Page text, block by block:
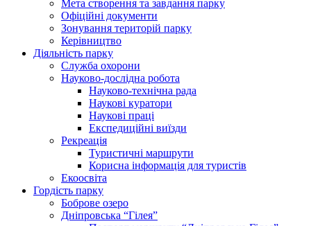
Мета створення та завдання парку
Офіційні документи
Зонування територій парку
Керівництво
Діяльність парку
Служба охорони
Науково-дослідна робота
Науково-технічна рада
Наукові куратори
Наукові праці
Експедиційні виїзди
Рекреація
Туристичні маршрути
Корисна інформація для туристів
Екоосвіта
Гордість парку
Боброве озеро
Дніпровська “Гілея”